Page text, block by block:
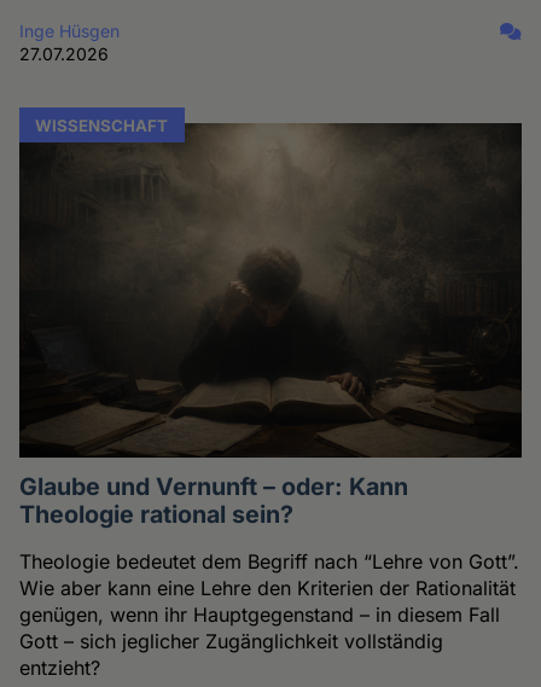
Inge Hüsgen
27.07.2026
WISSENSCHAFT
Glaube und Vernunft – oder: Kann
Theologie rational sein?
Theologie bedeutet dem Begriff nach “Lehre von Gott”.
Wie aber kann eine Lehre den Kriterien der Rationalität
genügen, wenn ihr Hauptgegenstand – in diesem Fall
Gott – sich jeglicher Zugänglichkeit vollständig
entzieht?